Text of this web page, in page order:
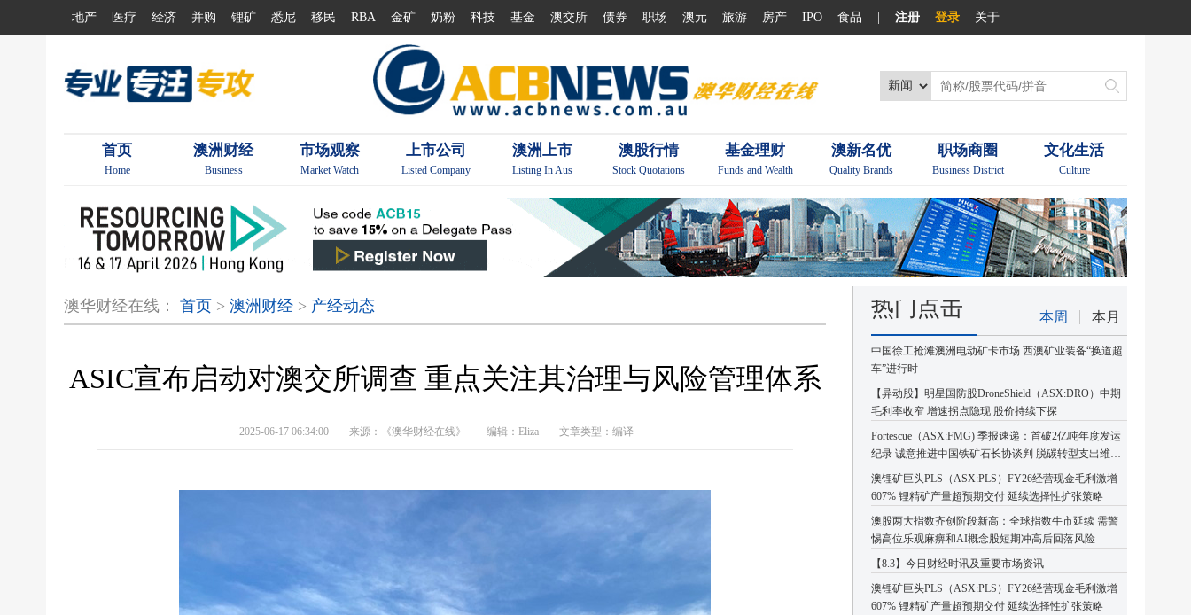
地产 医疗 经济 并购 锂矿 悉尼 移民 RBA 金矿 奶粉 科技 基金 澳交所 债券 职场 澳元 旅游 房产 IPO 食品 注册 登录 关于
首页
Home
澳洲财经
Business
市场观察
Market Watch
上市公司
Listed Company
澳洲上市
Listing In Aus
澳股行情
Stock Quotations
基金理财
Funds and Wealth
澳新名优
Quality Brands
职场商圈
Business District
文化生活
Culture
澳华财经在线： 首页 > 澳洲财经 > 产经动态
ASIC宣布启动对澳交所调查 重点关注其治理与风险管理体系
2025-06-17 06:34:00 来源：《澳华财经在线》 编辑：Eliza 文章类型：编译
热门点击 本周 本月
中国徐工抢滩澳洲电动矿卡市场 西澳矿业装备“换道超
车”进行时
【异动股】明星国防股DroneShield（ASX:DRO）中期
毛利率收窄 增速拐点隐现 股价持续下探
Fortescue（ASX:FMG) 季报速递：首破2亿吨年度发运
纪录 诚意推进中国铁矿石长协谈判 脱碳转型支出维持
高位
澳锂矿巨头PLS（ASX:PLS）FY26经营现金毛利激增
607% 锂精矿产量超预期交付 延续选择性扩张策略
澳股两大指数齐创阶段新高：全球指数牛市延续 需警
惕高位乐观麻痹和AI概念股短期冲高后回落风险
【8.3】今日财经时讯及重要市场资讯
澳锂矿巨头PLS（ASX:PLS）FY26经营现金毛利激增
607% 锂精矿产量超预期交付 延续选择性扩张策略